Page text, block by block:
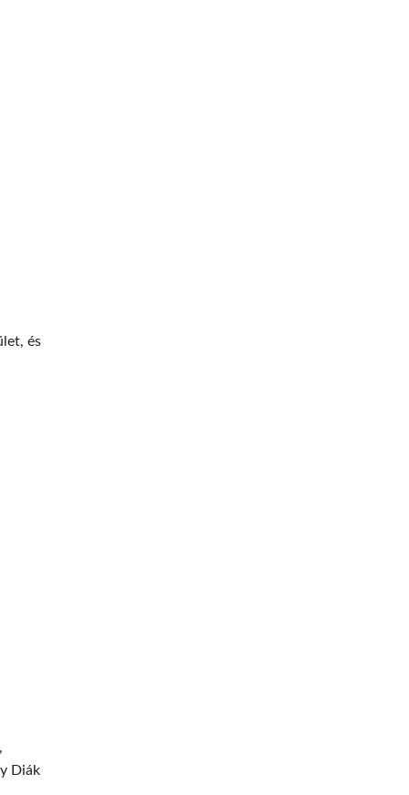
és
Diák